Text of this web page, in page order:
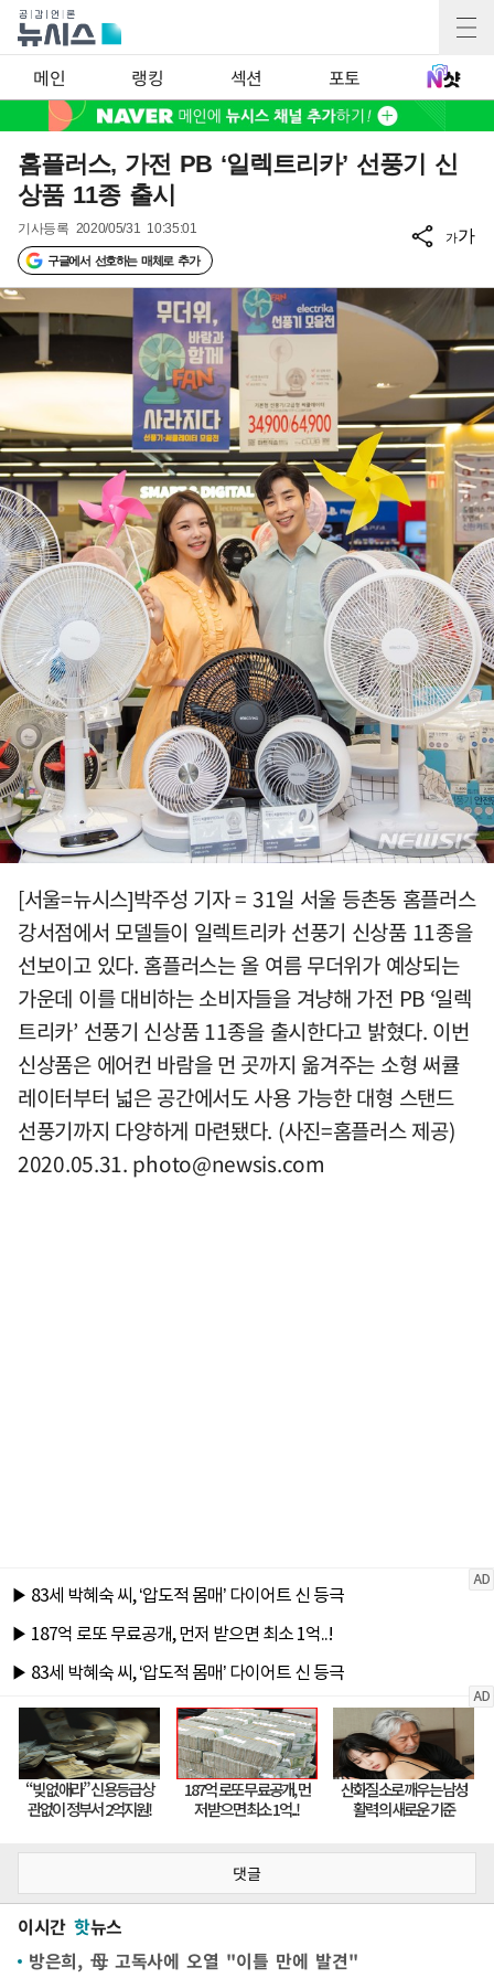
메인 랭킹 섹션 포토
홈플러스, 가전 PB ‘일렉트리카’ 선풍기 신
상품 11종 출시
기사등록 2020/05/31 10:35:01
구글에서 선호하는 매체로 추가
가가
[서울=뉴시스]박주성 기자 = 31일 서울 등촌동 홈플러스
강서점에서 모델들이 일렉트리카 선풍기 신상품 11종을
선보이고 있다. 홈플러스는 올 여름 무더위가 예상되는
가운데 이를 대비하는 소비자들을 겨냥해 가전 PB ‘일렉
트리카’ 선풍기 신상품 11종을 출시한다고 밝혔다. 이번
신상품은 에어컨 바람을 먼 곳까지 옮겨주는 소형 써큘
레이터부터 넓은 공간에서도 사용 가능한 대형 스탠드
선풍기까지 다양하게 마련됐다. (사진=홈플러스 제공)
2020.05.31. photo@newsis.com
댓글
이시간 핫뉴스
방은희, 母 고독사에 오열 "이틀 만에 발견"